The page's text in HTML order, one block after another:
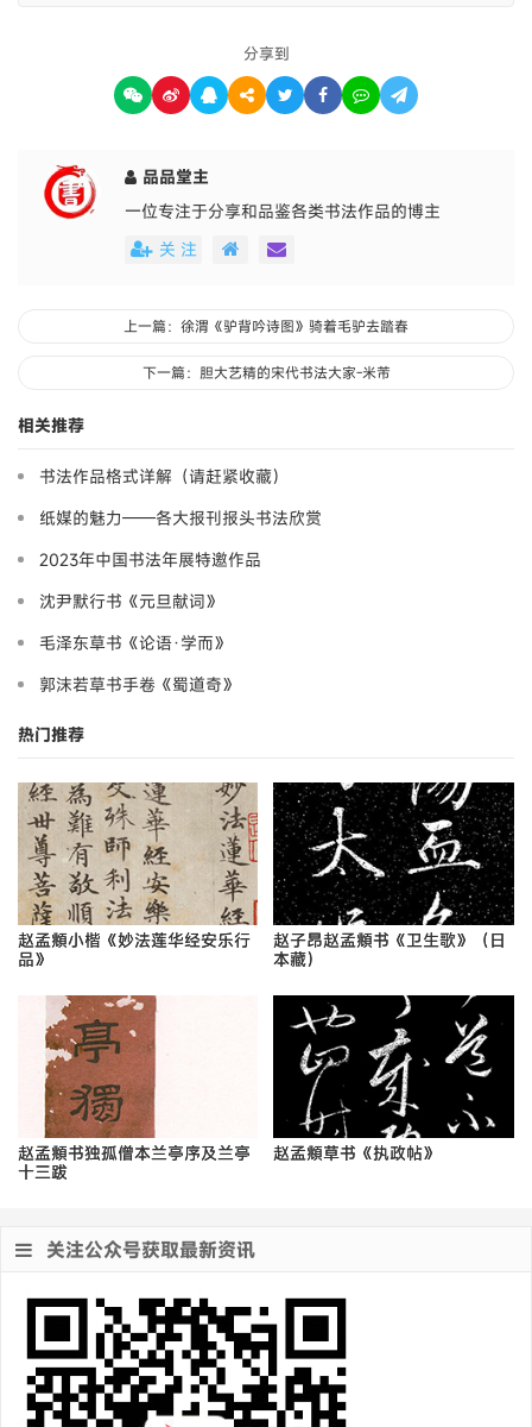
分享到
品品堂主
一位专注于分享和品鉴各类书法作品的博主
关 注
上一篇：徐渭《驴背吟诗图》骑着毛驴去踏春
下一篇：胆大艺精的宋代书法大家-米芾
相关推荐
书法作品格式详解（请赶紧收藏）
纸媒的魅力——各大报刊报头书法欣赏
2023年中国书法年展特邀作品
沈尹默行书《元旦献词》
毛泽东草书《论语·学而》
郭沫若草书手卷《蜀道奇》
热门推荐
赵孟頫小楷《妙法莲华经安乐行
品》
赵子昂赵孟頫书《卫生歌》（日
本藏）
赵孟頫书独孤僧本兰亭序及兰亭
十三跋
赵孟頫草书《执政帖》
关注公众号获取最新资讯